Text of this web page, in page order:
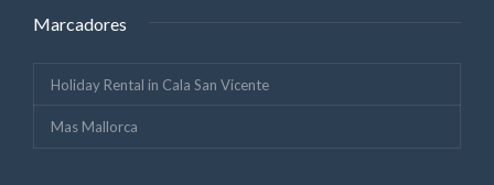
Marcadores
Holiday Rental in Cala San Vicente
Mas Mallorca